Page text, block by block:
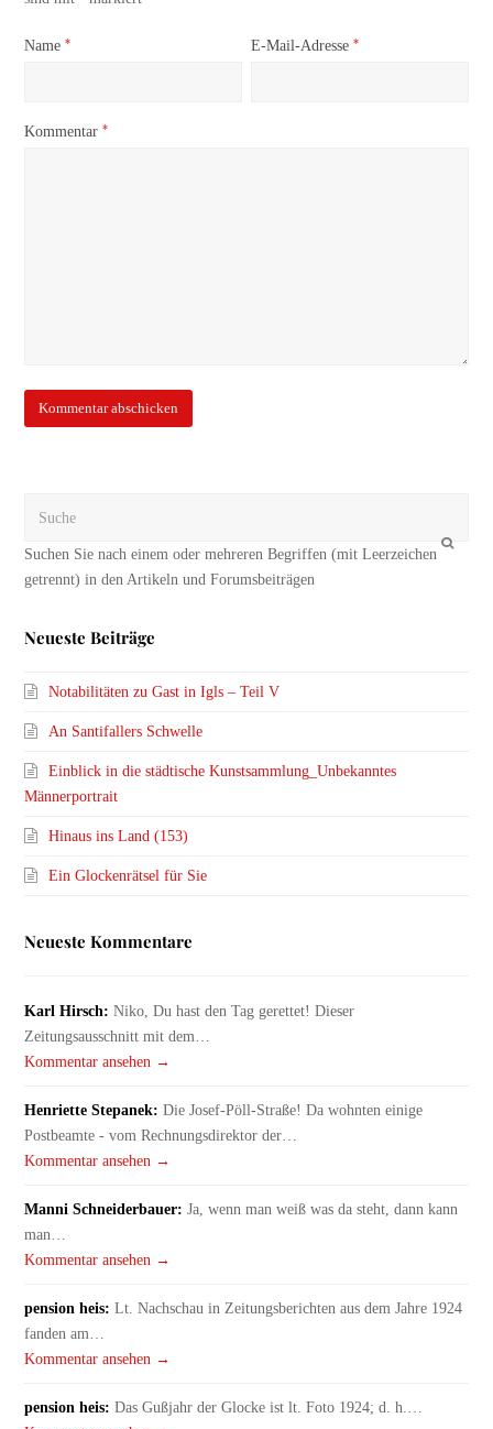
Name* E-Mail-Adresse*
Kommentar*
OK
Neueste Beiträge
Notabilitäten zu Gast in Igls – Teil V
An Santifallers Schwelle
Einblick in die städtische Kunstsammlung_Unbekanntes
Männerportrait
Hinaus ins Land (153)
Ein Glockenrätsel für Sie
Neueste Kommentare
Karl Hirsch: Niko, Du hast den Tag gerettet! Dieser
Zeitungsausschnitt mit dem…
Kommentar ansehen →
Henriette Stepanek: Die Josef-Pöll-Straße! Da wohnten einige
Postbeamte - vom Rechnungsdirektor der…
Kommentar ansehen →
Manni Schneiderbauer: Ja, wenn man weiß was da steht, dann kann
man…
Kommentar ansehen →
pension heis: Lt. Nachschau in Zeitungsberichten aus dem Jahre 1924
fanden am…
Kommentar ansehen →
pension heis: Das Gußjahr der Glocke ist lt. Foto 1924; d. h.…